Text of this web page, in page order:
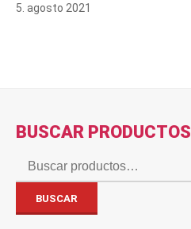
5 agosto 2021
BUSCAR PRODUCTOS
Buscar
por:
BUSCAR